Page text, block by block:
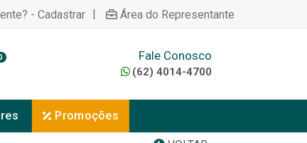
- Cadastrar | Área do Representante
Fale Conosco
(62) 4014-4700
Promoções